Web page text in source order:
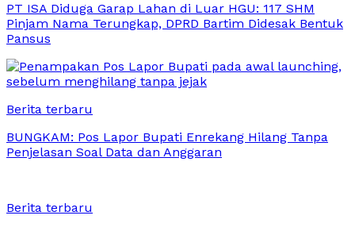
PT ISA Diduga Garap Lahan di Luar HGU: 117 SHM
Pinjam Nama Terungkap, DPRD Bartim Didesak Bentuk
Pansus
Berita terbaru
BUNGKAM: Pos Lapor Bupati Enrekang Hilang Tanpa
Penjelasan Soal Data dan Anggaran
Berita terbaru